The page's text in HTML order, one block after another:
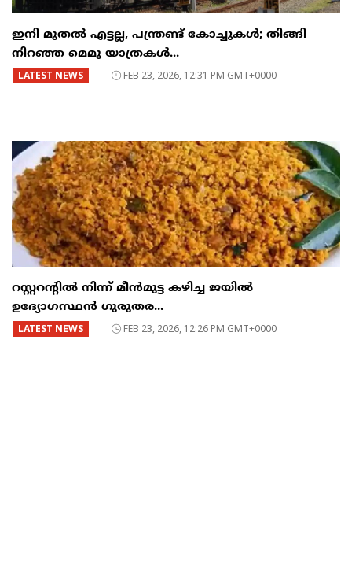
ഇനി മുതൽ എട്ടല്ല, പന്ത്രണ്ട് കോച്ചുകള്‍; തിങ്ങി
നിറഞ്ഞ മെമു യാത്രകൾ...
LATEST NEWS FEB 23, 2026, 12:31 PM GMT+0000
റസ്റ്ററന്റില്‍ നിന്ന് മീന്‍മുട്ട കഴിച്ച ജയില്‍
ഉദ്യോഗസ്ഥന്‍ ഗുരുതര...
LATEST NEWS FEB 23, 2026, 12:26 PM GMT+0000